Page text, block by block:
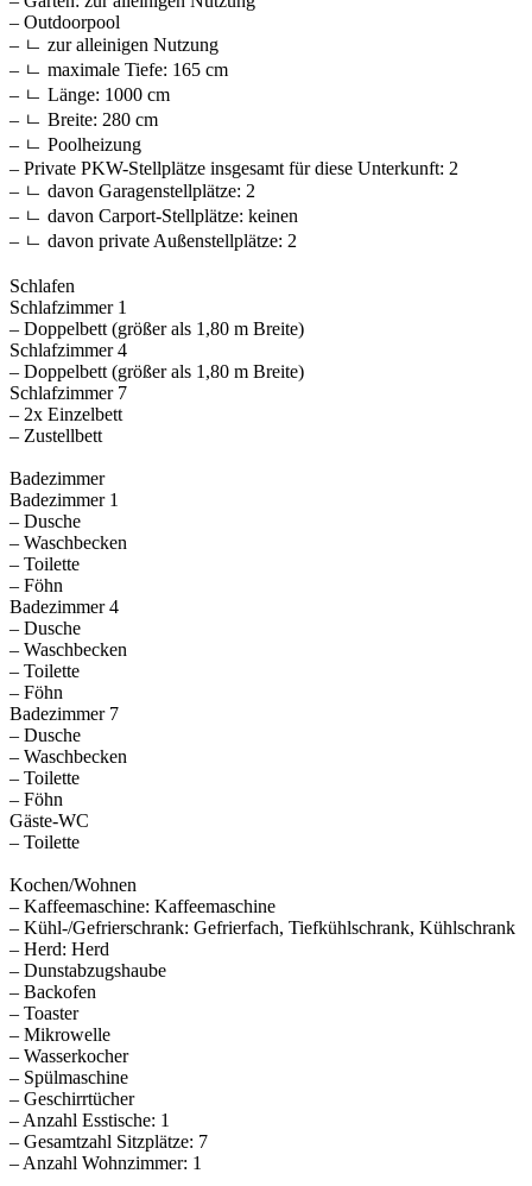
– Outdoorpool
– ㄴ zur alleinigen Nutzung
– ㄴ maximale Tiefe: 165 cm
– ㄴ Länge: 1000 cm
– ㄴ Breite: 280 cm
– ㄴ Poolheizung
– Private PKW-Stellplätze insgesamt für diese Unterkunft: 2
– ㄴ davon Garagenstellplätze: 2
– ㄴ davon Carport-Stellplätze: keinen
– ㄴ davon private Außen­stellplätze: 2
Schlafen
Schlafzimmer 1
– Doppelbett (größer als 1,80 m Breite)
Schlafzimmer 4
– Doppelbett (größer als 1,80 m Breite)
Schlafzimmer 7
– 2x Einzelbett
– Zustellbett
Badezimmer
Badezimmer 1
– Dusche
– Waschbecken
– Toilette
– Föhn
Badezimmer 4
– Dusche
– Waschbecken
– Toilette
– Föhn
Badezimmer 7
– Dusche
– Waschbecken
– Toilette
– Föhn
Gäste-WC
– Toilette
Kochen/Wohnen
– Kaffeemaschine: Kaffeemaschine
– Kühl-/Gefrierschrank: Gefrierfach, Tiefkühlschrank, Kühlschrank
– Herd: Herd
– Dunstabzugshaube
– Backofen
– Toaster
– Mikrowelle
– Wasserkocher
– Spülmaschine
– Geschirrtücher
– Anzahl Esstische: 1
– Gesamtzahl Sitzplätze: 7
– Anzahl Wohnzimmer: 1